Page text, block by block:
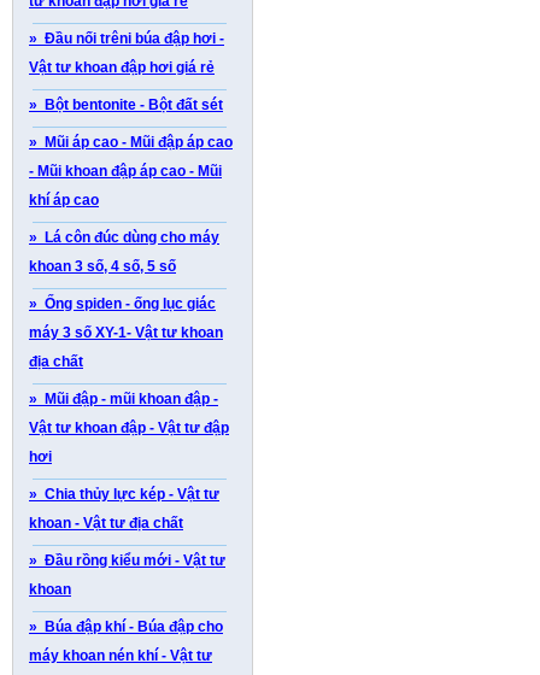
» Đầu nối trêni búa đập hơi -
Vật tư khoan đập hơi giá rẻ
» Bột bentonite - Bột đất sét
» Mũi áp cao - Mũi đập áp cao
- Mũi khoan đập áp cao - Mũi
khí áp cao
» Lá côn đúc dùng cho máy
khoan 3 số, 4 số, 5 số
» Ống spiden - ống lục giác
máy 3 số XY-1- Vật tư khoan
địa chất
» Mũi đập - mũi khoan đập -
Vật tư khoan đập - Vật tư đập
hơi
» Chia thủy lực kép - Vật tư
khoan - Vật tư địa chất
» Đầu rồng kiểu mới - Vật tư
khoan
» Búa đập khí - Búa đập cho
máy khoan nén khí - Vật tư